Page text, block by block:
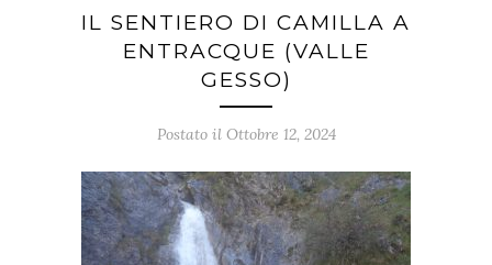
IL SENTIERO DI CAMILLA A
ENTRACQUE (VALLE
GESSO)
Postato il Ottobre 12, 2024